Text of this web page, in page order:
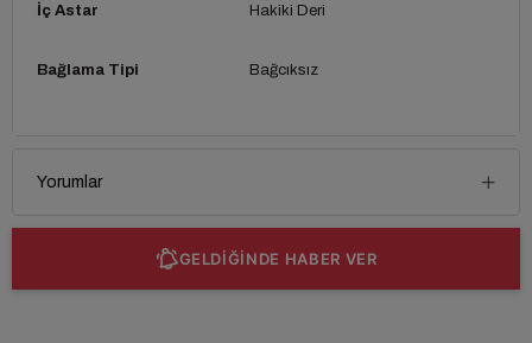
İç Astar Hakiki Deri
Bağlama Tipi Bağcıksız
Yorumlar
GELDİĞİNDE HABER VER